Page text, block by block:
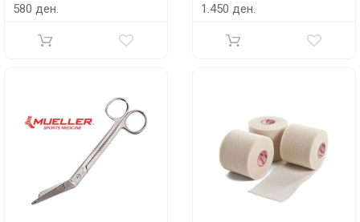
580 ден. 1.450 ден.